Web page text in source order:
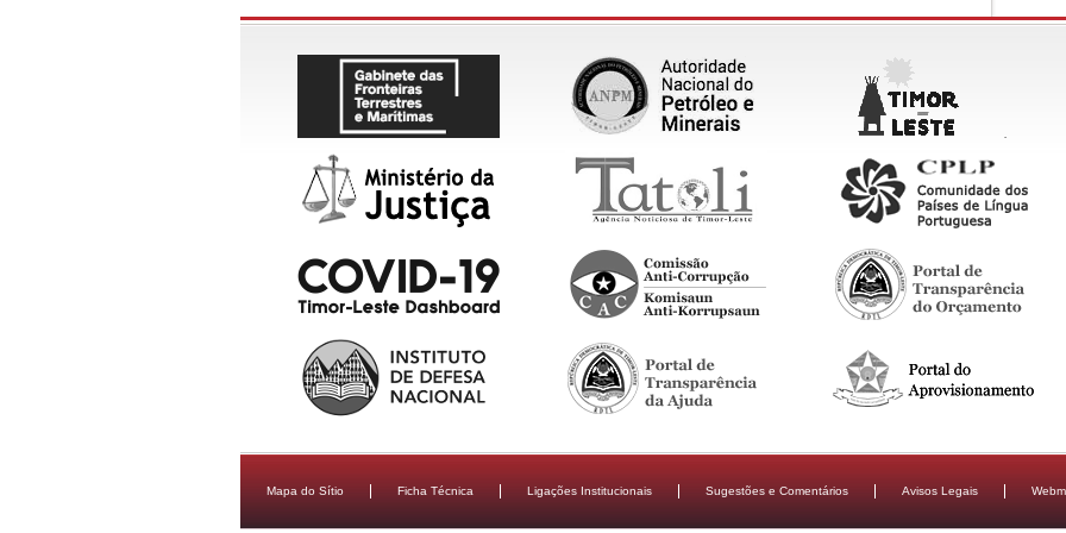
Mapa do Sítio Ficha Técnica Ligações Institucionais Sugestões e Comentários Avisos Legais